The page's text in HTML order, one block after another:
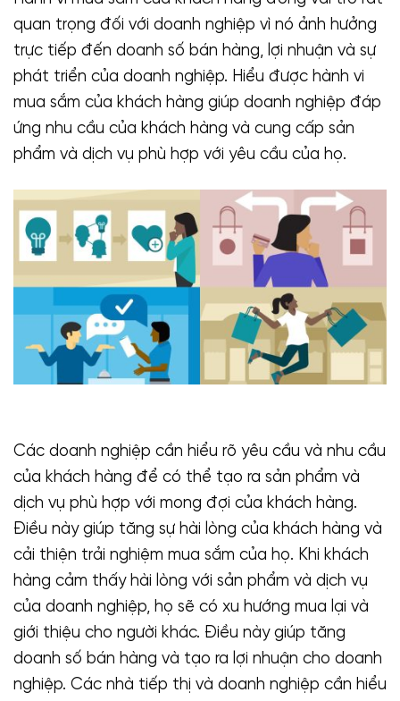
quan trọng đối với doanh nghiệp vì nó ảnh hưởng
trực tiếp đến doanh số bán hàng, lợi nhuận và sự
phát triển của doanh nghiệp. Hiểu được hành vi
mua sắm của khách hàng giúp doanh nghiệp đáp
ứng nhu cầu của khách hàng và cung cấp sản
phẩm và dịch vụ phù hợp với yêu cầu của họ.
Các doanh nghiệp cần hiểu rõ yêu cầu và nhu cầu
của khách hàng để có thể tạo ra sản phẩm và
dịch vụ phù hợp với mong đợi của khách hàng.
Điều này giúp tăng sự hài lòng của khách hàng và
cải thiện trải nghiệm mua sắm của họ. Khi khách
hàng cảm thấy hài lòng với sản phẩm và dịch vụ
của doanh nghiệp, họ sẽ có xu hướng mua lại và
giới thiệu cho người khác. Điều này giúp tăng
doanh số bán hàng và tạo ra lợi nhuận cho doanh
nghiệp. Các nhà tiếp thị và doanh nghiệp cần hiểu